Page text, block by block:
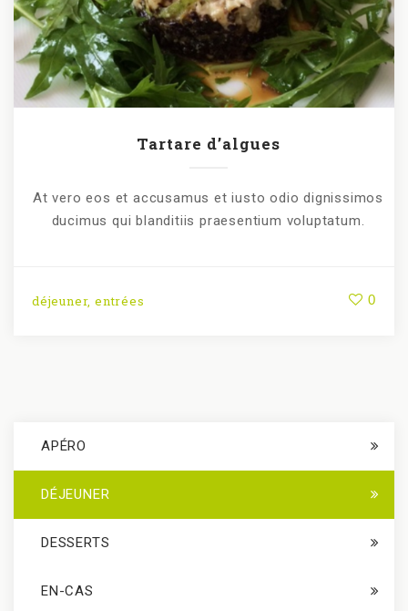
Tartare d’algues
At vero eos et accusamus et iusto odio dignissimos
ducimus qui blanditiis praesentium voluptatum.
déjeuner,entrées 0
APÉRO
DÉJEUNER
DESSERTS
EN-CAS